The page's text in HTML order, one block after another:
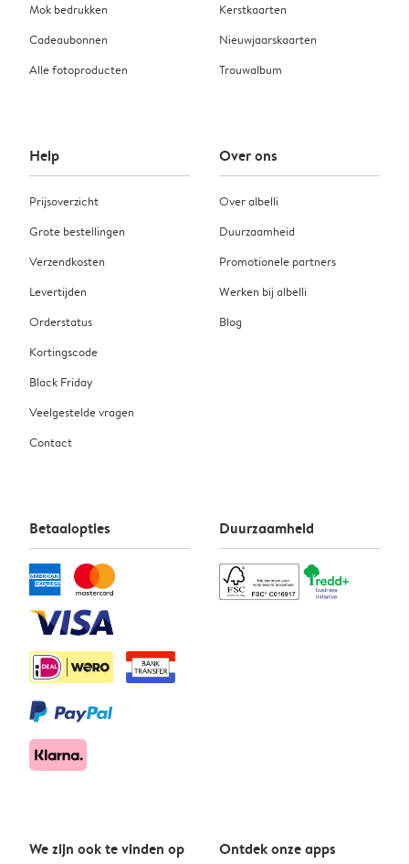
Mok bedrukken
Cadeaubonnen
Alle fotoproducten
Kerstkaarten
Nieuwjaarskaarten
Trouwalbum
Help
Prijsoverzicht
Grote bestellingen
Verzendkosten
Levertijden
Orderstatus
Kortingscode
Black Friday
Veelgestelde vragen
Contact
Over ons
Over albelli
Duurzaamheid
Promotionele partners
Werken bij albelli
Blog
Betaalopties Duurzaamheid
We zijn ook te vinden op Ontdek onze apps